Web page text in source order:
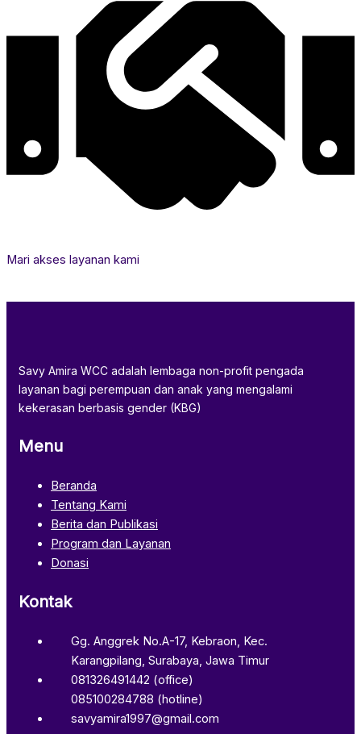
Mari akses layanan kami
Savy Amira WCC adalah lembaga non-profit pengada
layanan bagi perempuan dan anak yang mengalami
kekerasan berbasis gender (KBG)
Menu
Beranda
Tentang Kami
Berita dan Publikasi
Program dan Layanan
Donasi
Kontak
Gg. Anggrek No.A-17, Kebraon, Kec.
Karangpilang, Surabaya, Jawa Timur
081326491442 (office)
085100284788 (hotline)
savyamira1997@gmail.com